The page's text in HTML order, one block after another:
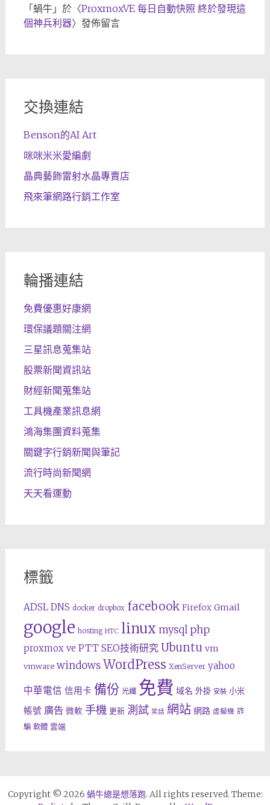
「 蝸牛」於〈ProxmoxVE 每日自動快照 終於發現這
個神兵利器〉發佈留言
交換連結
Benson的AI Art
咪咪米米愛編劇
晶典藝飾雷射水晶專賣店
飛來筆網路行銷工作室
輪播連結
免費優惠好康網
環保議題關注網
三星訊息蒐集站
股票新聞資訊站
財經新聞蒐集站
工具機產業訊息網
鴻海集團資料蒐集
關鍵字行銷新聞與筆記
流行時尚新聞網
天天看運動
標籤
ADSL DNS docker dropbox facebook Firefox Gmail
google hosting HTC linux mysql php
proxmox ve PTT SEO技術研究 Ubuntu vm
vmware windows WordPress XenServer yahoo
中華電信 信用卡 備份 光纖 免費 域名 外掛 安裝 小米
帳號 廣告 微軟 手機 更新 測試 笑話 網站 網路 虛擬機 詐
騙 軟體 雲端
Copyright © 2026 蝸牛總是想落跑. All rights reserved. Theme: